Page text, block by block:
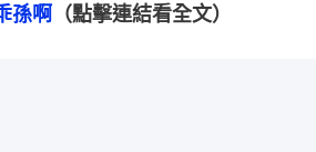
孫啊 （點擊連結看全文）